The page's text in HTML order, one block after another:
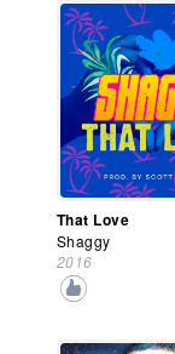
That Love
Shaggy
2016